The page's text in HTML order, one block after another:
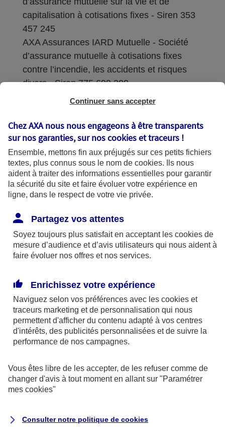
capitalisation à cotisations fixes - Siren 353
457 245
AXA Assurances IARD Mutuelle - Société
d’assurance mutuelle à cotisations fixes
contre l’incendie, les accidents et risques
divers - Siren 775 699 309
Sièges sociaux : 313 Terrasses de l’Arche –
Coordonnées de l'Autorité de contrôle
prudentiel et de résolution (ACPR) : - 4
Place de Budapest - CS 92459 - 75436
Paris Cedex 09. Le détail des procédures de
recours et de réclamation et les
disponibles sur le site axa.fr.
AXA France IARD et AXA France Vie sont
mandataires exclusifs en opérations de
246 et n°13 005 764 (consultable
surwww.orias.fr)
AXA Assistance France Assurances,
S.A au capital de 51 429 430,40 €,
Siège social :
8-10, rue Paul Vaillant Couturier
Continuer sans accepter
Chez AXA nous nous engageons à être transparents
sur nos garanties, sur noscookies et traceurs !
Ensemble, mettons fin aux préjugés sur ces petits fichiers
textes, plus connus sous le nom de cookies. Ils nous
aident à traiter des informations essentielles pour garantir
la sécurité du site et faire évoluer votre expérience en
ligne, dans le respect de votre vie privée.
Partagez vos attentes
Soyez toujours plus satisfait en acceptant les cookies de
mesure d’audience et d’avis utilisateurs qui nous aident à
faire évoluer nos offres et nos services.
Enrichissez votre expérience
Naviguez selon vos préférences avec les cookies et
traceurs marketing et de personnalisation qui nous
permettent d'afficher du contenu adapté à vos centres
d'intérêts, des publicités personnalisées et de suivre la
performance de nos campagnes.
Vous êtes libre de les accepter, de les refuser comme de
changer d'avis à tout moment en allant sur "Paramétrer
mes cookies"
Consulter notre politique de cookies